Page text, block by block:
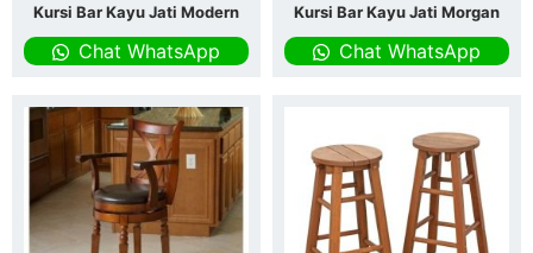
Kursi Bar Kayu Jati Modern
Chat WhatsApp
Kursi Bar Kayu Jati Morgan
Chat WhatsApp